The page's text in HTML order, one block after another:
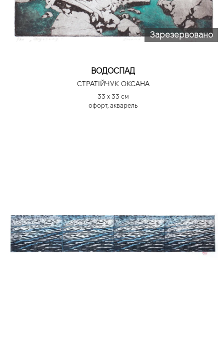
Зарезервовано
ВОДОСПАД
СТРАТІЙЧУК ОКСАНА
33 х 33 см
офорт, акварель